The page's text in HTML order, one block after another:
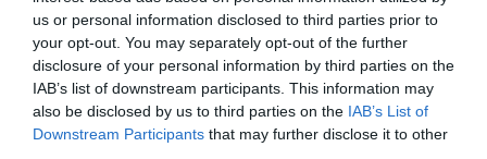
us or personal information disclosed to third parties prior to
your opt-out. You may separately opt-out of the further
disclosure of your personal information by third parties on the
IAB’s list of downstream participants. This information may
also be disclosed by us to third parties on the IAB’s List of
Downstream Participants that may further disclose it to other
ara les revetles oficials de la Fira de Gandia, els
concerts al teatre Royalty o els balls de saló a Foment,
estigueren acompanyats pels acords dels joves músics
gandians que arribaren, fins i tot, a amenitzar el dinar
dels ministres d’Agricultura, Indústria i Comerç pel